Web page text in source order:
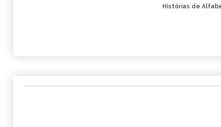
Histórias de